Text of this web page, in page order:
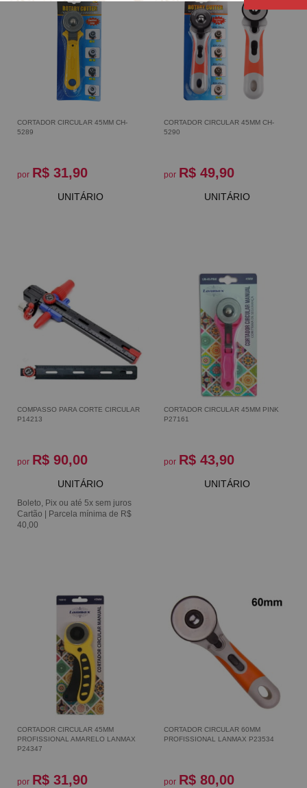
CORTADOR CIRCULAR 45MM CH-
5289
por R$ 31,90
UNITÁRIO
CORTADOR CIRCULAR 45MM CH-
5290
por R$ 49,90
UNITÁRIO
COMPASSO PARA CORTE CIRCULAR
P14213
por R$ 90,00
UNITÁRIO
Boleto, Pix ou até 5x sem juros
Cartão | Parcela mínima de R$
40,00
CORTADOR CIRCULAR 45MM PINK
P27161
por R$ 43,90
UNITÁRIO
CORTADOR CIRCULAR 45MM
PROFISSIONAL AMARELO LANMAX
P24347
por R$ 31,90
CORTADOR CIRCULAR 60MM
PROFISSIONAL LANMAX P23534
por R$ 80,00